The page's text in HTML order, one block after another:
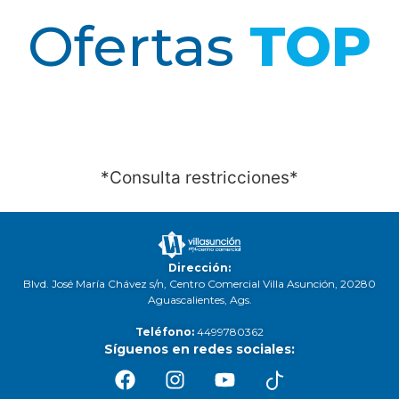
Ofertas TOP
*Consulta restricciones*
Dirección:
Blvd. José María Chávez s/n, Centro Comercial Villa Asunción, 20280
Aguascalientes, Ags.
Teléfono: 4499780362
Síguenos en redes sociales: